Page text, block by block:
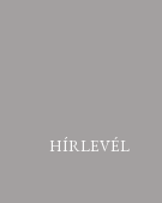
Első
HÍRLEVÉL